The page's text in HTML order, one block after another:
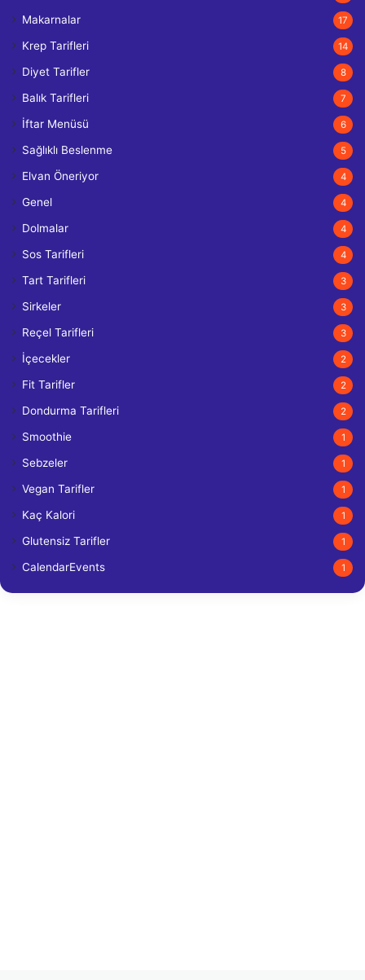
Makarnalar 17
Krep Tarifleri 14
Diyet Tarifler 8
Balık Tarifleri 7
İftar Menüsü 6
Sağlıklı Beslenme 5
Elvan Öneriyor 4
Genel 4
Dolmalar 4
Sos Tarifleri 4
Tart Tarifleri 3
Sirkeler 3
Reçel Tarifleri 3
İçecekler 2
Fit Tarifler 2
Dondurma Tarifleri 2
Smoothie 1
Sebzeler 1
Vegan Tarifler 1
Kaç Kalori 1
Glutensiz Tarifler 1
CalendarEvents 1